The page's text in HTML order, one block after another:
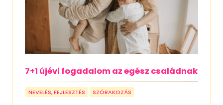
7+1 újévi fogadalom az egész családnak
NEVELÉS, FEJLESZTÉS SZÓRAKOZÁS